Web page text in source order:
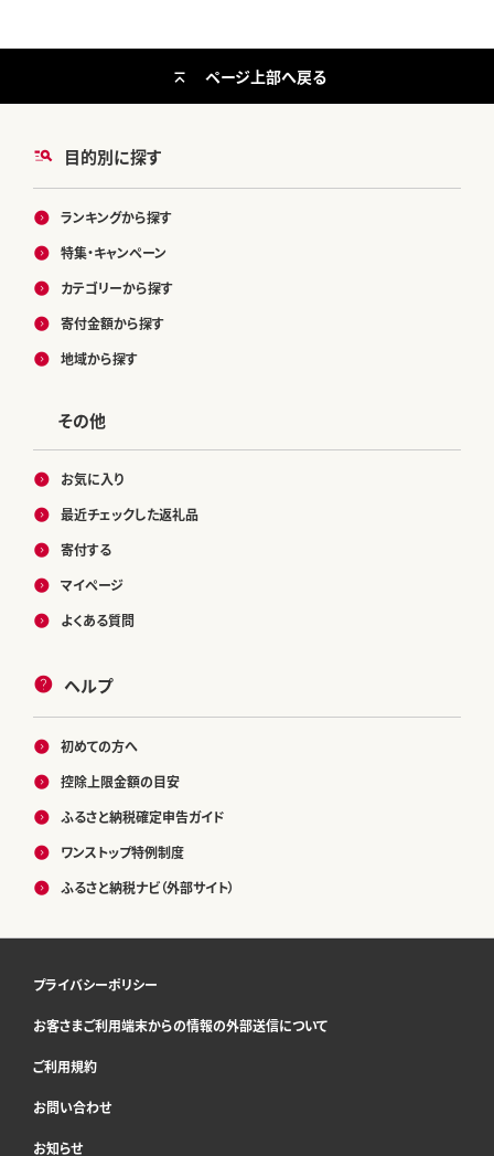
目的別に探す
ランキングから探す
特集・キャンペーン
カテゴリーから探す
寄付金額から探す
地域から探す
その他
お気に入り
最近チェックした返礼品
寄付する
マイページ
よくある質問
ヘルプ
初めての方へ
控除上限金額の目安
ふるさと納税確定申告ガイド
ワンストップ特例制度
ふるさと納税ナビ（外部サイト）
ページ上部へ戻る
プライバシーポリシー
お客さまご利用端末からの情報の外部送信について
ご利用規約
お問い合わせ
お知らせ